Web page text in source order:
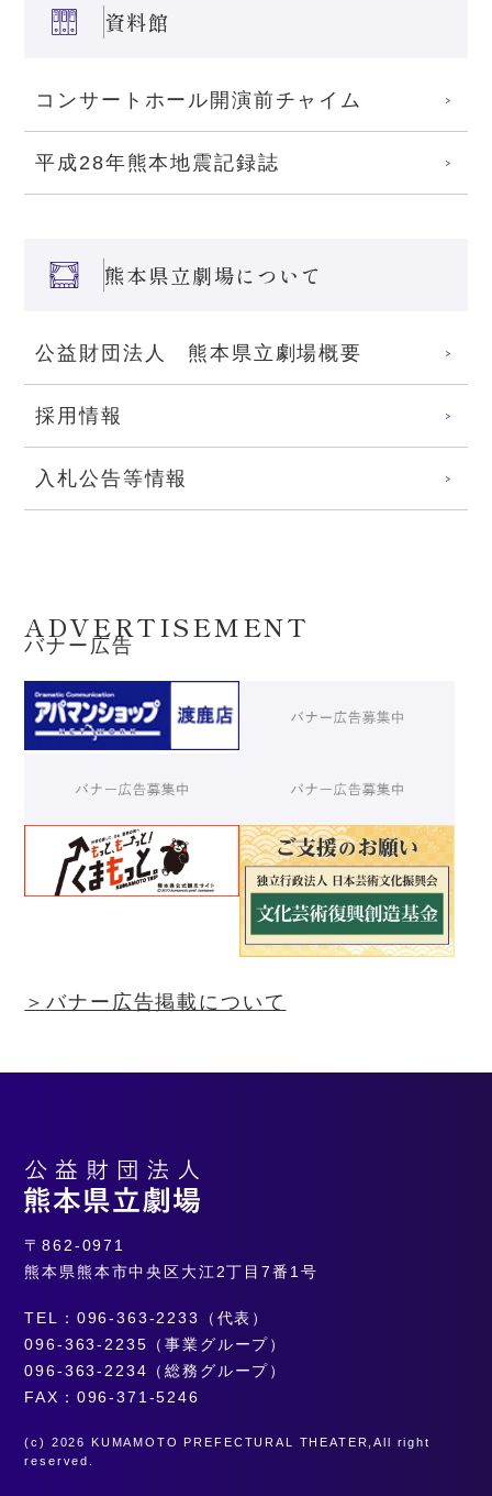
資料館
コンサートホール開演前チャイム
平成28年熊本地震記録誌
熊本県立劇場について
公益財団法人 熊本県立劇場概要
採用情報
入札公告等情報
ADVERTISEMENT
バナー広告
＞バナー広告掲載について
〒862-0971
熊本県熊本市中央区大江2丁目7番1号
TEL：096-363-2233（代表）
096-363-2235（事業グループ）
096-363-2234（総務グループ）
FAX：096-371-5246
(c) 2026 KUMAMOTO PREFECTURAL THEATER,All right
reserved.